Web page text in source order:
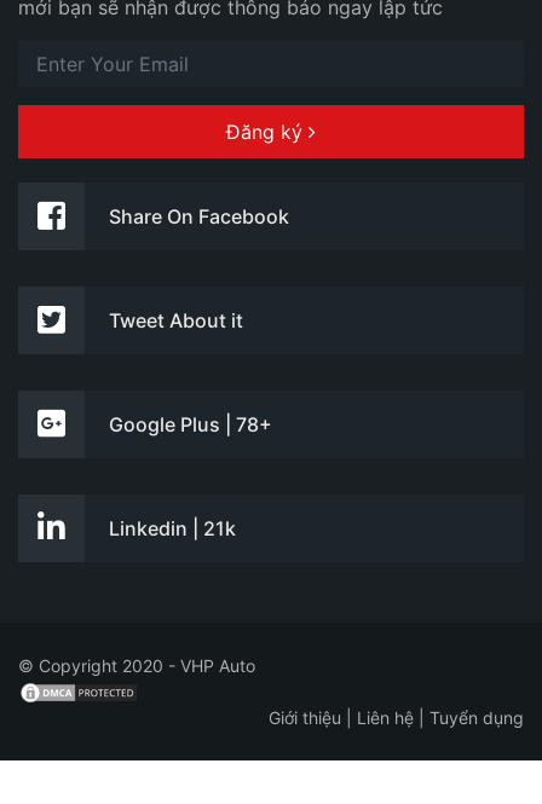
mới bạn sẽ nhận được thông báo ngay lập tức
Đăng ký
Share On Facebook
Tweet About it
Google Plus | 78+
Linkedin | 21k
© Copyright 2020 - VHP Auto
Giới thiệu Liên hệ Tuyển dụng